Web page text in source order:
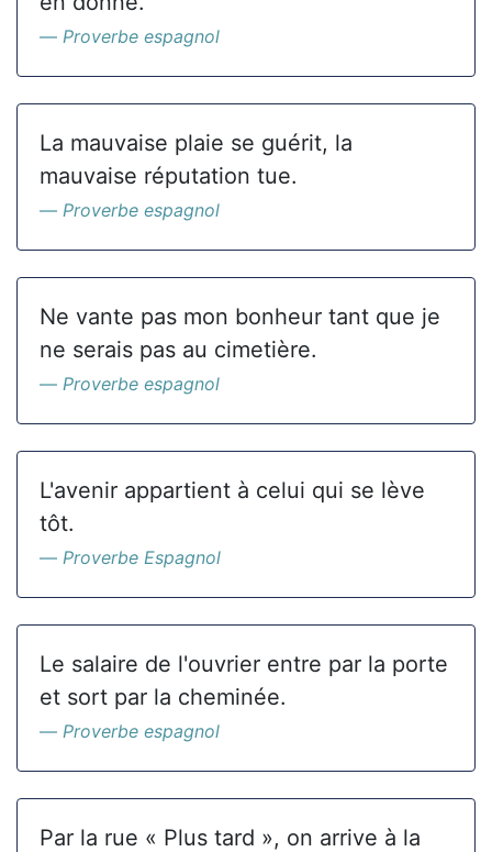
Proverbe espagnol
La mauvaise plaie se guérit, la
mauvaise réputation tue.
Proverbe espagnol
Ne vante pas mon bonheur tant que je
ne serais pas au cimetière.
Proverbe espagnol
L'avenir appartient à celui qui se lève
tôt.
Proverbe Espagnol
Le salaire de l'ouvrier entre par la porte
et sort par la cheminée.
Proverbe espagnol
Par la rue « Plus tard », on arrive à la